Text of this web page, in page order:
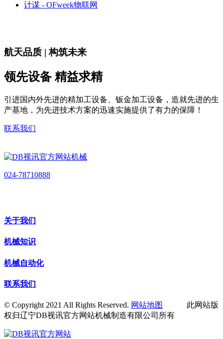
计谋 - OFweek物联网
航天品质 | 构筑未来
领先设备 精益求精
引进国内外先进的精加工设备、钣金加工设备，造就先进的生
产基地，为先进技术方案的迅速实施提供了有力的保障！
联系我们
024-78710888
关于我们
机械知识
机械自动化
联系我们
© Copyright 2021 All Rights Reserved. 网站地图
此网站版
权归辽宁DB视讯官方网站机械制造有限公司所有